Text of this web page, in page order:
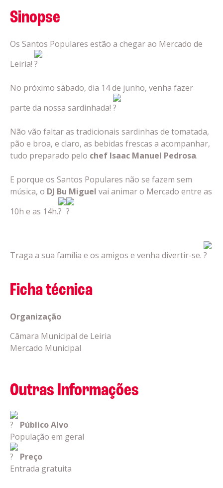
Sinopse
Os Santos Populares estão a chegar ao Mercado de
Leiria!
No próximo sábado, dia 14 de junho, venha fazer
parte da nossa sardinhada!
Não vão faltar as tradicionais sardinhas de tomatada,
pão e broa, e claro, as bebidas frescas a acompanhar,
tudo preparado pelo chef Isaac Manuel Pedrosa.
E porque os Santos Populares não se fazem sem
música, o DJ Bu Miguel vai animar o Mercado entre as
10h e as 14h.
Traga a sua família e os amigos e venha divertir-se.
Ficha técnica
Organização
Câmara Municipal de Leiria
Mercado Municipal
Outras Informações
Público Alvo
População em geral
Preço
Entrada gratuita